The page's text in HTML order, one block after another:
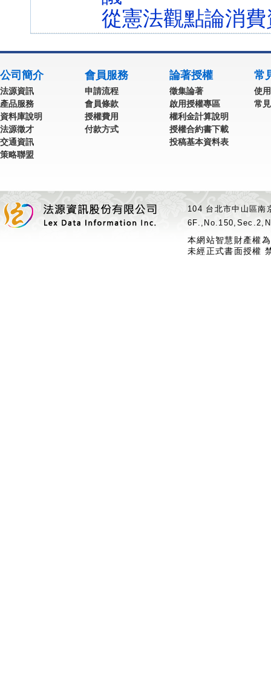
從憲法觀點論消
公司簡介
法源資訊
產品服務
資料庫說明
法源徵才
交通資訊
策略聯盟
會員服務
申請流程
會員條款
授權費用
付款方式
論著授權
徵集論著
啟用授權專區
權利金計算說明
授權合約書下載
投稿基本資料表
常
使
常
104 台北市中山區
本網站智慧財產權
未經正式書面授權